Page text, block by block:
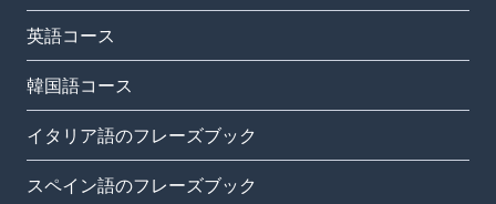
英語コース
韓国語コース
イタリア語のフレーズブック
スペイン語のフレーズブック